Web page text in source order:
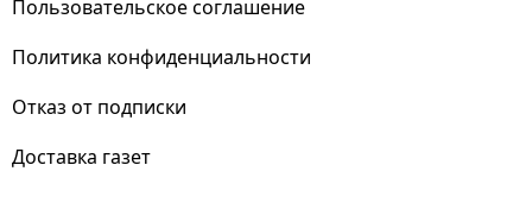
Пользовательское соглашение
Политика конфиденциальности
Отказ от подписки
Доставка газет